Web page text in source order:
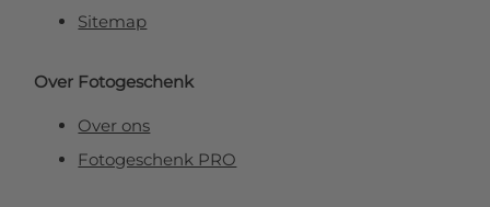
Sitemap
Over Fotogeschenk
Over ons
Fotogeschenk PRO